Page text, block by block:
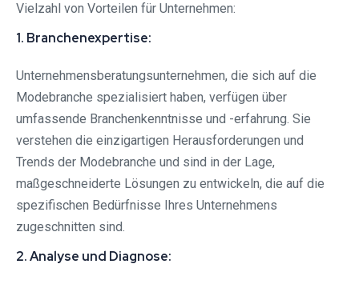
Vielzahl von Vorteilen für Unternehmen:
1. Branchenexpertise:
Unternehmensberatungsunternehmen, die sich auf die
Modebranche spezialisiert haben, verfügen über
umfassende Branchenkenntnisse und -erfahrung. Sie
verstehen die einzigartigen Herausforderungen und
Trends der Modebranche und sind in der Lage,
maßgeschneiderte Lösungen zu entwickeln, die auf die
spezifischen Bedürfnisse Ihres Unternehmens
zugeschnitten sind.
2. Analyse und Diagnose: